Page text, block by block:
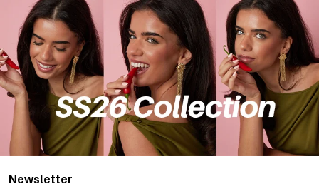
Newsletter